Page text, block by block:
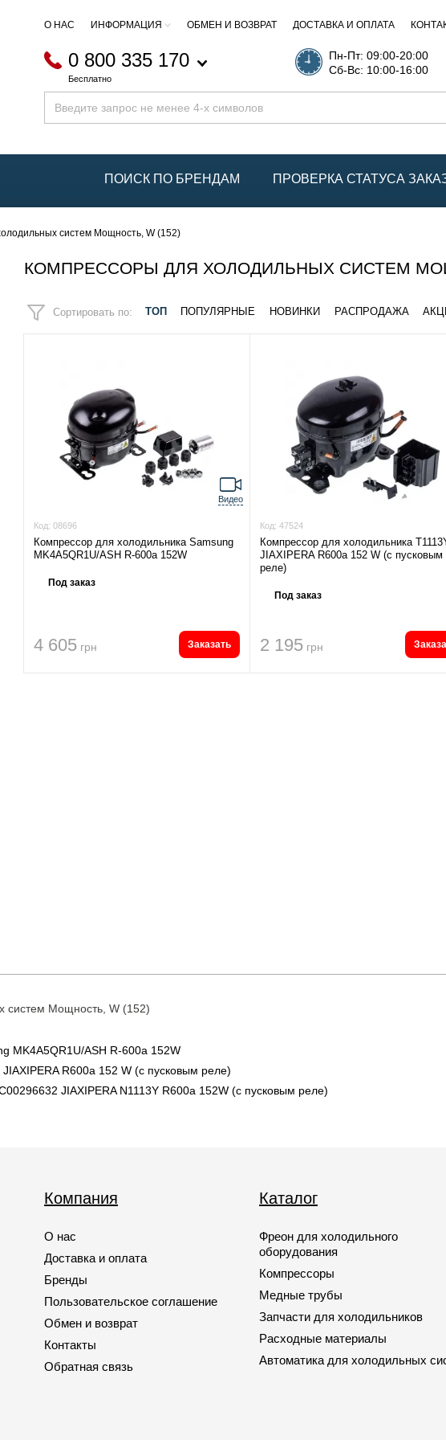
О НАС ИНФОРМАЦИЯ ОБМЕН И ВОЗВРАТ ДОСТАВКА И ОПЛАТА
0 800 335 170
Бесплатно
Пн-Пт: 09:00-20:00
Сб-Вс: 10:00-16:00
ПОИСК ПО БРЕНДАМ ПРОВЕРКА СТАТУСА
систем Мощность, W (152)
КОМПРЕССОРЫ ДЛЯ ХОЛОДИЛЬНЫХ СИСТЕМ
Сортировать по: ТОП ПОПУЛЯРНЫЕ НОВИНКИ РАСПРОДАЖА
Код: 08696
Компрессор для холодильника Samsung
MK4A5QR1U/ASH R-600a 152W
Видео
Под заказ
4 605 грн Заказать
Код: 47524
Компрессор для холодильника
JIAXIPERA R600a 152 W (с пусковым
реле)
Под заказ
2 195 грн
систем Мощность, W (152)
MK4A5QR1U/ASH R-600a 152W
R600a 152 W (с пусковым реле)
JIAXIPERA N1113Y R600a 152W (с пусковым реле)
Компания
О нас
Доставка и оплата
Бренды
Пользовательское соглашение
Обмен и возврат
Контакты
Обратная связь
Каталог
Фреон для холодильного
оборудования
Компрессоры
Медные трубы
Запчасти для холодильников
Расходные материалы
Автоматика для холодильных